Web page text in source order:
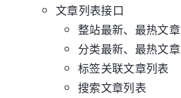
文章列表接口
整站最新、最热文章
分类最新、最热文章
标签关联文章列表
搜索文章列表